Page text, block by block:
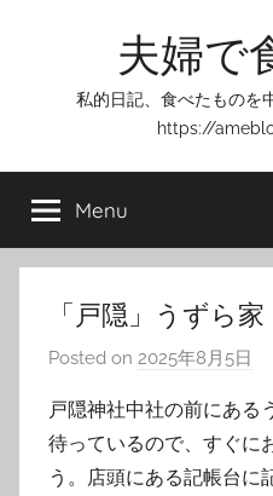
夫婦で
私的日記、食べたものを
https://
Menu
「戸隠」うずら家
Posted on 2025年8月5日
T
o
m
戸隠神社中社の前にある
待っているので、すぐに
う。店頭にある記帳台に